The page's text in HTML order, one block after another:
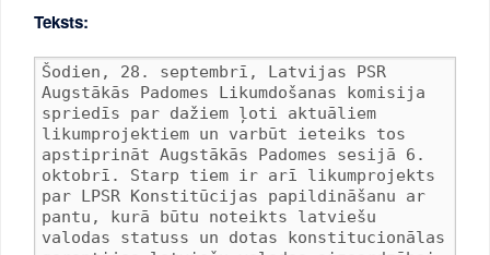
Teksts: